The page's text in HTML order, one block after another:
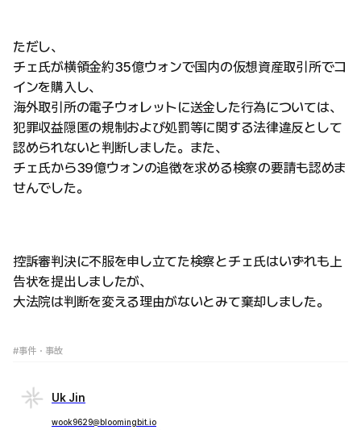
ただし、
チェ氏が横領金約35億ウォンで国内の仮想資産取引所でコ
インを購入し、
海外取引所の電子ウォレットに送金した行為については、
犯罪収益隠匿の規制および処罰等に関する法律違反として
認められないと判断しました。また、
チェ氏から39億ウォンの追徴を求める検察の要請も認めま
せんでした。
控訴審判決に不服を申し立てた検察とチェ氏はいずれも上
告状を提出しましたが、
大法院は判断を変える理由がないとみて棄却しました。
#事件・事故
Uk Jin
wook9629@bloomingbit.io